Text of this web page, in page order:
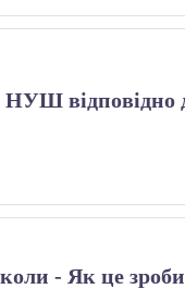
відповідно
- Як це